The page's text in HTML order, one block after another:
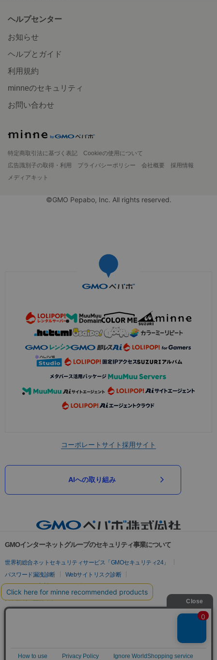
ヘルプセンター
お知らせ
ヘルプとガイド
利用規約
minneのセキュリティ
お問い合わせ
特定商取引法に基づく表記
Cookieの使用について
広告識別子の取得・利用
プライバシーポリシー 会社概要
採用情報
メディアキット
©GMO Pepabo, Inc. All rights reserved.
コーポレートサイト採用サイト
AIへの取り組み
GMOインターネットグループのセキュリティ事業について
世界初総合ネットセキュリティサービス「GMOセキュリティ24」
パスワード漏洩診断
Webサイトリスク診断
セキュリティ相談AIチャットボット
実在証明・盗聴対策
サイバー攻撃対策（GMOサイバーセキュリティ byイエラエ）